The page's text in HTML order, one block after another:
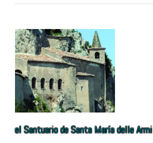
el Santuario de Santa María delle Armi